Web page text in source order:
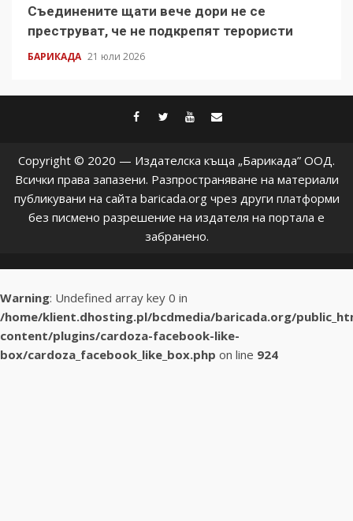
Съединените щати вече дори не се
преструват, че не подкрепят терористи
БАРИКАДА 21 юли 2026
facebook
twitter
youtube
Copyright © 2020 — Издателска къща „Барикада” ООД.
Всички права запазени. Разпространяване на материали
публикувани на сайта baricada.org чрез други платформи
без писмено разрешение на издателя на портала е
забранено.
Warning: Undefined array key 0 in
/home/klient.dhosting.pl/bcdmedia/baricada.org/
content/plugins/cardoza-facebook-like-
box/cardoza_facebook_like_box.php on line 924